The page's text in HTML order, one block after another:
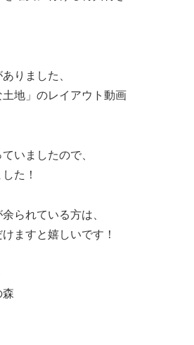
りました、
土地」のレイアウト動画
いましたので、
た！
られている方は、
ますと嬉しいです！